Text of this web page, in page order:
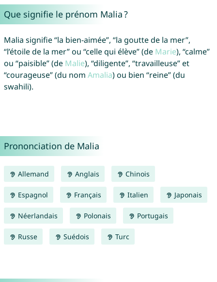
Que signifie le prénom Malia ?
Malia signifie “la bien-aimée”, “la goutte de la mer”,
“l’étoile de la mer” ou “celle qui élève” (de Marie), “calme”
ou “paisible” (de Malie), “diligente”, “travailleuse” et
“courageuse” (du nom Amalia) ou bien “reine” (du
swahili).
Prononciation de Malia
Allemand Anglais Chinois
Espagnol Français Italien Japonais
Néerlandais Polonais Portugais
Russe Suédois Turc